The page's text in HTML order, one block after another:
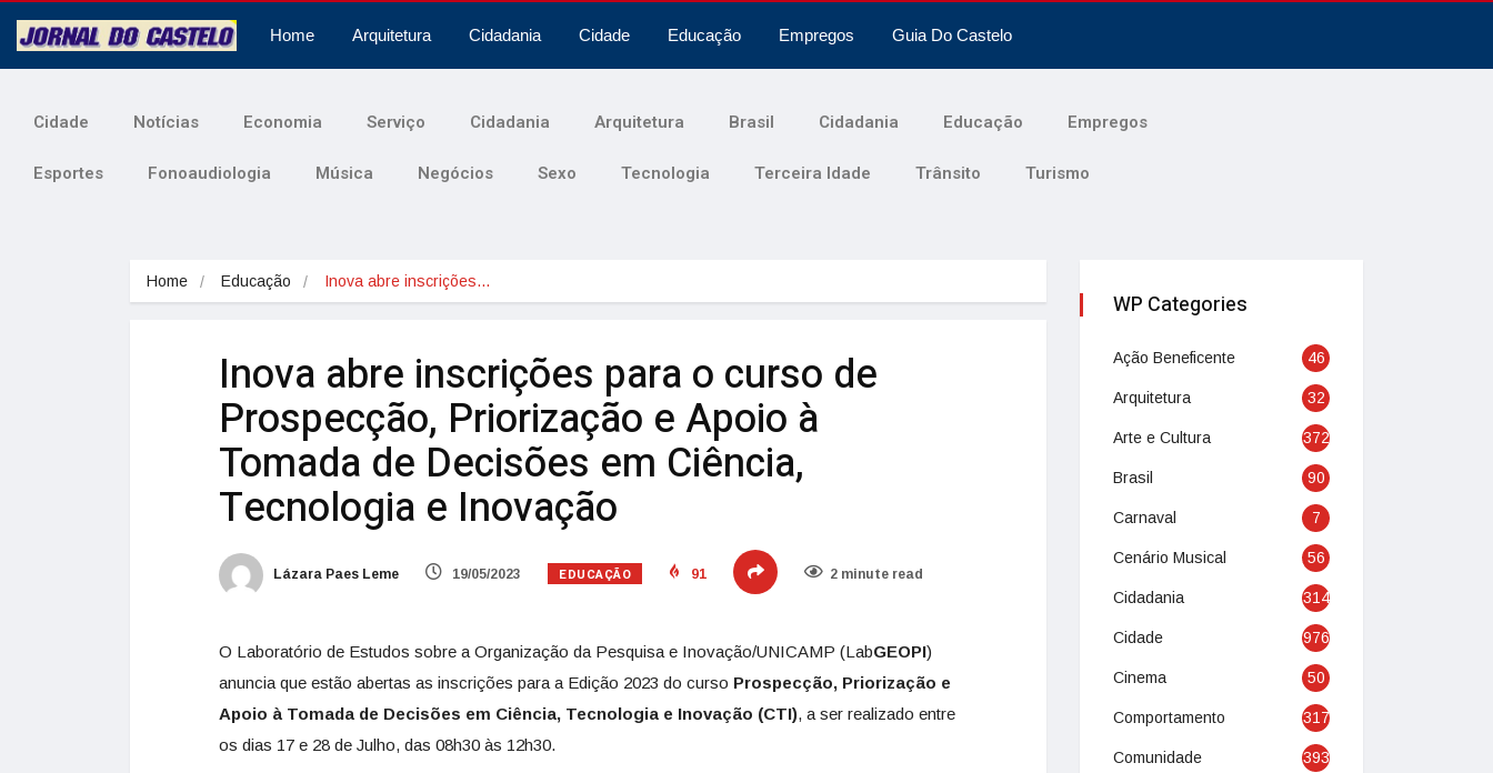
Home Arquitetura Cidadania Cidade Educação Empregos Guia Do Castelo
Cidade Notícias Economia Serviço Cidadania Arquitetura Brasil Cidadania Educação Empregos
Esportes Fonoaudiologia Música Negócios Sexo Tecnologia Terceira Idade Trânsito Turismo
Home Educação Inova abre inscrições…
Inova abre inscrições para o curso de
Prospecção, Priorização e Apoio à
Tomada de Decisões em Ciência,
Tecnologia e Inovação
Lázara Paes Leme 19/05/2023 EDUCAÇÃO 91 2 minute read
O Laboratório de Estudos sobre a Organização da Pesquisa e Inovação/UNICAMP (LabGEOPI)
anuncia que estão abertas as inscrições para a Edição 2023 do curso Prospecção, Priorização e
Apoio à Tomada de Decisões em Ciência, Tecnologia e Inovação (CTI), a ser realizado entre
os dias 17 e 28 de Julho, das 08h30 às 12h30.
WP Categories
Ação Beneficente 46
Arquitetura 32
Arte e Cultura 372
Brasil 90
Carnaval 7
Cenário Musical 56
Cidadania 314
Cidade 976
Cinema 50
Comportamento 317
Comunidade 393